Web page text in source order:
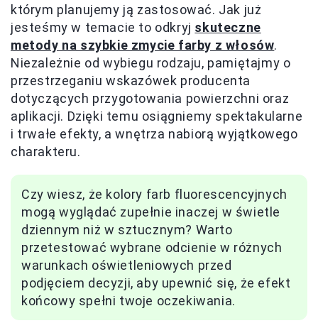
którym planujemy ją zastosować. Jak już
jesteśmy w temacie to odkryj skuteczne
metody na szybkie zmycie farby z włosów.
Niezależnie od wybiegu rodzaju, pamiętajmy o
przestrzeganiu wskazówek producenta
dotyczących przygotowania powierzchni oraz
aplikacji. Dzięki temu osiągniemy spektakularne
i trwałe efekty, a wnętrza nabiorą wyjątkowego
charakteru.
Czy wiesz, że kolory farb fluorescencyjnych
mogą wyglądać zupełnie inaczej w świetle
dziennym niż w sztucznym? Warto
przetestować wybrane odcienie w różnych
warunkach oświetleniowych przed
podjęciem decyzji, aby upewnić się, że efekt
końcowy spełni twoje oczekiwania.